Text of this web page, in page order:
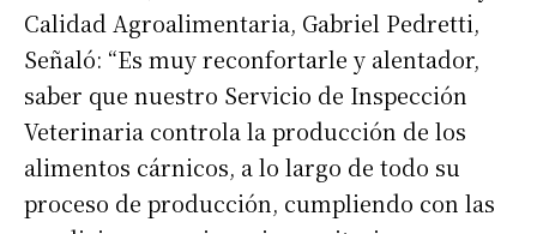
Suscribirme gratis
Calidad Agroalimentaria, Gabriel Pedretti,
Señaló: “Es muy reconfortarle y alentador,
saber que nuestro Servicio de Inspección
Veterinaria controla la producción de los
alimentos cárnicos, a lo largo de todo su
proceso de producción, cumpliendo con las